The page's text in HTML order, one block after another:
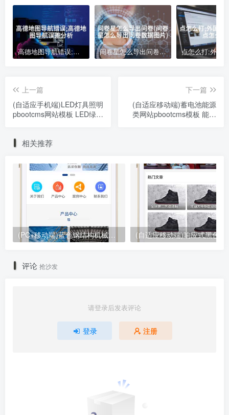
高德地图导航错误;高德地图导航误差分析 问卷星怎么导出问卷(问卷星怎么导出问卷数据图片)
上一篇
(自适应手机端)LED灯具照明
pbootcms网站模板 LED绿色
下一篇
(自适应移动端)蓄电池能源
类网站pbootcms模板 能源
相关推荐
(PC+移动端)蓝色钢结构机械五金网站pbootcms模板 营销型工程建筑基建网站源码下载
评论 抢沙发
请登录后发表评论
登录 注册